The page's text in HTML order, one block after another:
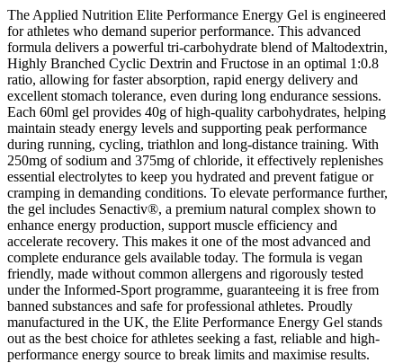
The Applied Nutrition Elite Performance Energy Gel is engineered
for athletes who demand superior performance. This advanced
formula delivers a powerful tri-carbohydrate blend of Maltodextrin,
Highly Branched Cyclic Dextrin and Fructose in an optimal 1:0.8
ratio, allowing for faster absorption, rapid energy delivery and
excellent stomach tolerance, even during long endurance sessions.
Each 60ml gel provides 40g of high-quality carbohydrates, helping
maintain steady energy levels and supporting peak performance
during running, cycling, triathlon and long-distance training. With
250mg of sodium and 375mg of chloride, it effectively replenishes
essential electrolytes to keep you hydrated and prevent fatigue or
cramping in demanding conditions. To elevate performance further,
the gel includes Senactiv®, a premium natural complex shown to
enhance energy production, support muscle efficiency and
accelerate recovery. This makes it one of the most advanced and
complete endurance gels available today. The formula is vegan
friendly, made without common allergens and rigorously tested
under the Informed-Sport programme, guaranteeing it is free from
banned substances and safe for professional athletes. Proudly
manufactured in the UK, the Elite Performance Energy Gel stands
out as the best choice for athletes seeking a fast, reliable and high-
performance energy source to break limits and maximise results.